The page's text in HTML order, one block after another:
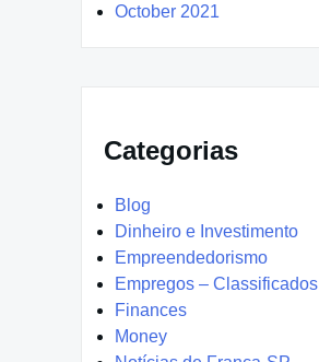
October 2021
Categorias
Blog
Dinheiro e Investimento
Empreendedorismo
Empregos – Classificados
Finances
Money